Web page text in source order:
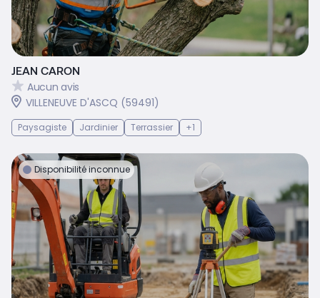
JEAN CARON
Aucun avis
VILLENEUVE D'ASCQ (59491)
Paysagiste Jardinier Terrassier +1
Disponibilité inconnue